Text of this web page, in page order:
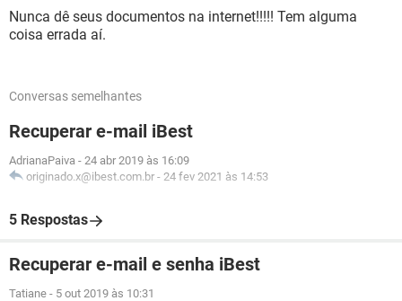
Nunca dê seus documentos na internet!!!!! Tem alguma
coisa errada aí.
Conversas semelhantes
Recuperar e-mail iBest
AdrianaPaiva - 24 abr 2019 às 16:09
originado.x@ibest.com.br - 24 fev 2021 às 14:53
5 Respostas
Recuperar e-mail e senha iBest
Tatiane - 5 out 2019 às 10:31